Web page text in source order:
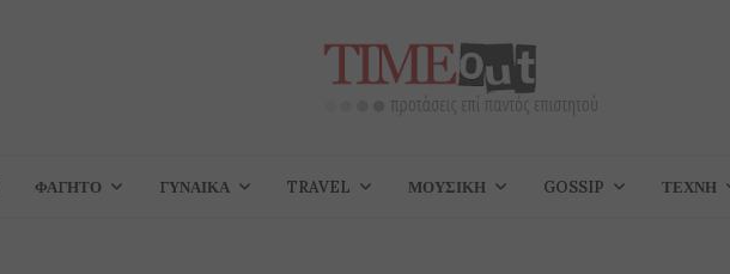
ΦΑΓΗΤΌ ΓΥΝΑΊΚΑ TRAVEL ΜΟΥΣΙΚΉ GOSSIP ΤΈΧΝΗ